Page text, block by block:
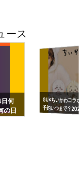
ース
日何
の日
GU×ちいかわコラ
予約いつまで？
ーチやショルダー